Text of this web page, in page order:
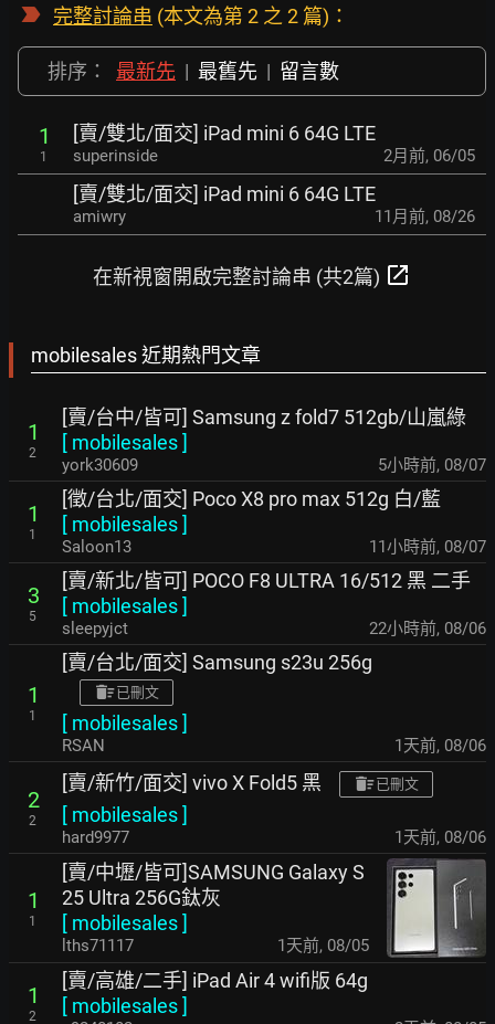
完整討論串 (本文為第 2 之 2 篇)：
排序： 最新先 | 最舊先 | 留言數
1
1
[賣/雙北/面交] iPad mini 6 64G LTE
superinside 2月前, 06/05
[賣/雙北/面交] iPad mini 6 64G LTE
amiwry 11月前, 08/26
在新視窗開啟完整討論串 (共2篇) open_in_new
mobilesales 近期熱門文章
1
2
[賣/台中/皆可] Samsung z fold7 512gb/山嵐綠
[ mobilesales]
york30609 5小時前, 08/07
1
1
[徵/台北/面交] Poco X8 pro max 512g 白/藍
[ mobilesales]
Saloon13 11小時前, 08/07
3
5
[賣/新北/皆可] POCO F8 ULTRA 16/512 黑 二手
[ mobilesales]
sleepyjct 22小時前, 08/06
1
1
[賣/台北/面交] Samsung s23u 256g
已刪文
[ mobilesales]
RSAN 1天前, 08/06
2
2
[賣/新竹/面交] vivo X Fold5 黑 已刪文
[ mobilesales]
hard9977 1天前, 08/06
1
1
[賣/中壢/皆可]SAMSUNG Galaxy S
25 Ultra 256G鈦灰
[ mobilesales]
lths71117 1天前, 08/05
1
2
[賣/高雄/二手] iPad Air 4 wifi版 64g
[ mobilesales]